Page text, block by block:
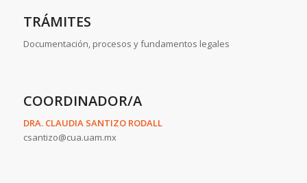
TRÁMITES
Documentación, procesos y fundamentos legales
COORDINADOR/A
DRA. CLAUDIA SANTIZO RODALL
csantizo@cua.uam.mx